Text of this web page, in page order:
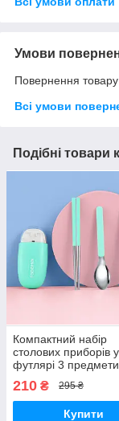
Умови
Повернення
Всі умови
Подібні товари
Компактний набір
столових приборів у
футлярі 3 предмети
210 ₴ 295 ₴
Купити